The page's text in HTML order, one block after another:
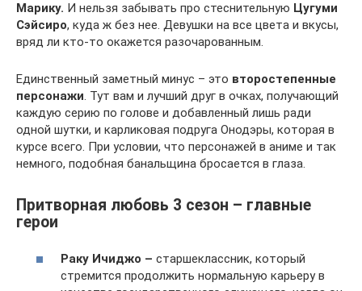
Марику. И нельзя забывать про стеснительную Цугуми
Сэйсиро, куда ж без нее. Девушки на все цвета и вкусы,
вряд ли кто-то окажется разочарованным.
Единственный заметный минус – это второстепенные
персонажи. Тут вам и лучший друг в очках, получающий
каждую серию по голове и добавленный лишь ради
одной шутки, и карликовая подруга Онодэры, которая в
курсе всего. При условии, что персонажей в аниме и так
немного, подобная банальщина бросается в глаза.
Притворная любовь 3 сезон – главные
герои
Раку Ичиджо – старшеклассник, который
стремится продолжить нормальную карьеру в